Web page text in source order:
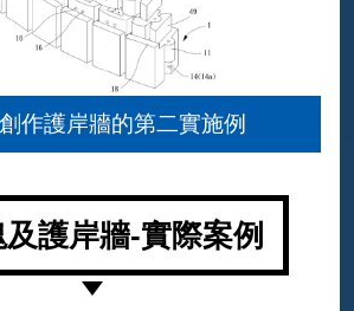
作護岸牆的第二實施例
護岸牆-實際案例